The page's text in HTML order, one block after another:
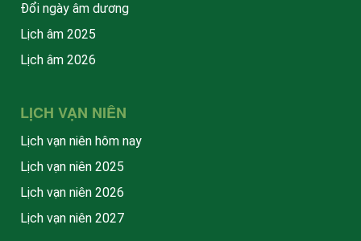
Đổi ngày âm dương
Lịch âm 2025
Lịch âm 2026
LỊCH VẠN NIÊN
Lịch vạn niên hôm nay
Lịch vạn niên 2025
Lịch vạn niên 2026
Lịch vạn niên 2027